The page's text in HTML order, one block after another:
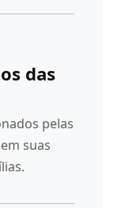
das
pelas
suas